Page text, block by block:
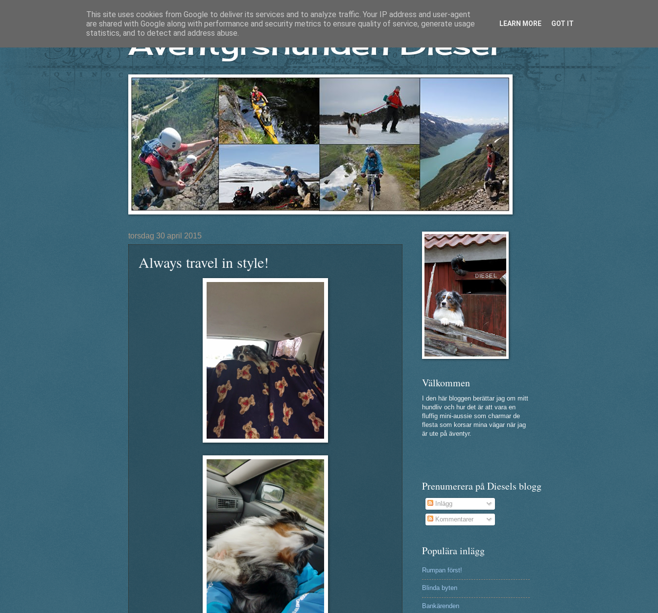
Äventyrshunden Diesel
torsdag 30 april 2015
Always travel in style!
Välkommen
I den här bloggen berättar jag om mitt
hundliv och hur det är att vara en
fluffig mini-aussie som charmar de
flesta som korsar mina vägar när jag
är ute på äventyr.
Prenumerera på Diesels blogg
Inlägg
Kommentarer
Populära inlägg
Rumpan först!
Blinda byten
Bankärenden
This site uses cookies from Google to deliver its services and to analyze traffic. Your IP address and user-agent
are shared with Google along with performance and security metrics to ensure quality of service, generate usage
statistics, and to detect and address abuse.
LEARN MORE GOT IT